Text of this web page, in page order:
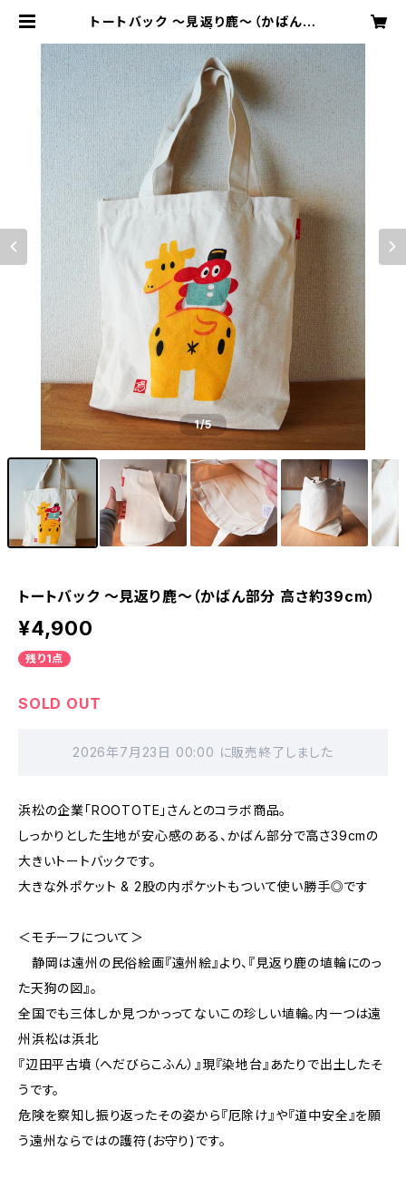
トートバック 〜見返り鹿〜（かばん部
ン
1/5
トートバック 〜見返り鹿〜（かばん部分 高さ約39cm）
¥4,900
残り1点
SOLD OUT
2026年7月23日 00:00 に販売終了しました
浜松の企業「ROOTOTE」さんとのコラボ商品。
しっかりとした生地が安心感のある、かばん部分で高さ39cmの
大きいトートバックです。
大きな外ポケット & 2股の内ポケットもついて使い勝手◎です
＜モチーフについて＞
静岡は遠州の民俗絵画『遠州絵』より、『見返り鹿の埴輪にのっ
た天狗の図』。
全国でも三体しか見つかっってないこの珍しい埴輪。内一つは遠
州浜松は浜北
『辺田平古墳（へだびらこふん）』現『染地台』あたりで出土したそ
うです。
危険を察知し振り返ったその姿から『厄除け』や『道中安全』を願
う遠州ならではの護符(お守り)です。